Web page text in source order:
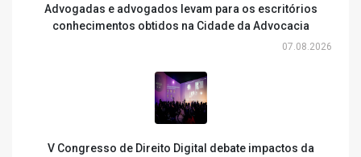
Advogadas e advogados levam para os escritórios
conhecimentos obtidos na Cidade da Advocacia
07.08.2026
V Congresso de Direito Digital debate impactos da